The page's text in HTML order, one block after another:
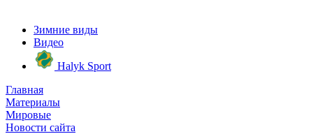
Зимние виды
Видео
Halyk Sport
Главная
Материалы
Мировые
Новости сайта